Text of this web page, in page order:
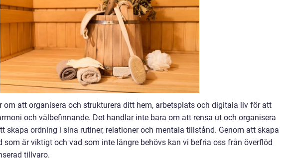
om att organisera och strukturera ditt hem, arbetsplats och digitala liv för att
och välbefinnande. Det handlar inte bara om att rensa ut och organisera
skapa ordning i sina rutiner, relationer och mentala tillstånd. Genom att skapa
som är viktigt och vad som inte längre behövs kan vi befria oss från överflöd
tillvaro.